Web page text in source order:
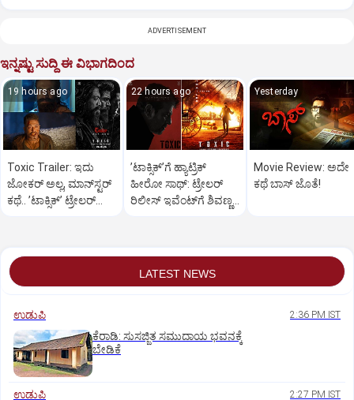
ADVERTISEMENT
ಇನ್ನಷ್ಟು ಸುದ್ದಿ ಈ ವಿಭಾಗದಿಂದ
19 hours ago
Toxic Trailer: ಇದು
ಜೋಕರ್‌ ಅಲ್ಲ, ಮಾನ್‌ಸ್ಟರ್‌
ಕಥೆ.. ʼಟಾಕ್ಸಿಕ್‌ʼ ಟ್ರೇಲರ್‌
22 hours ago
ʼಟಾಕ್ಸಿಕ್‌ʼಗೆ ಹ್ಯಾಟ್ರಿಕ್‌
ಹೀರೋ ಸಾಥ್:‌ ಟ್ರೇಲರ್‌
ರಿಲೀಸ್‌ ಇವೆಂಟ್‌ಗೆ ಶಿವಣ್ಣ
Yesterday
Movie Review: ಅದೇ
ಕಥೆ ಬಾಸ್‌ ಜೊತೆ!
LATEST NEWS
ಉಡುಪಿ 2:36 PM IST
ಕೆರಾಡಿ: ಸುಸಜ್ಜಿತ ಸಮುದಾಯ ಭವನಕ್ಕೆ
ಬೇಡಿಕೆ
ಉಡುಪಿ 2:27 PM IST